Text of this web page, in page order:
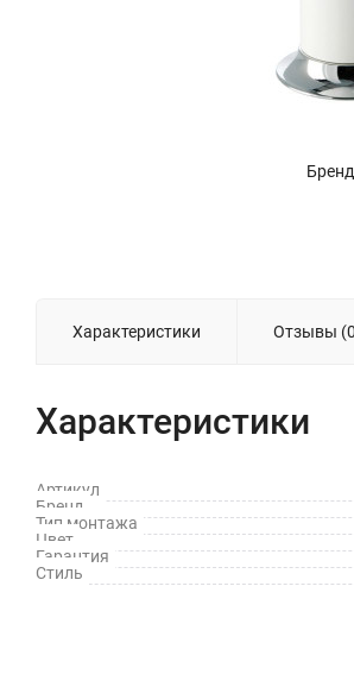
Характеристики Отзывы
Характеристики
Артикул
Бренд
Тип монтажа
Цвет
Гарантия
Стиль